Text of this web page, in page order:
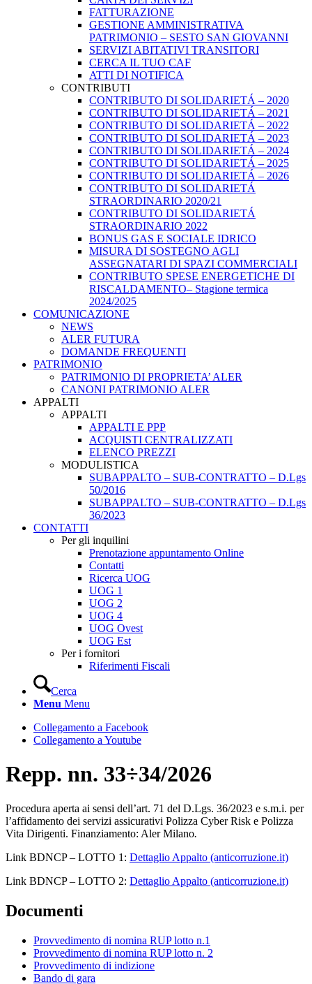
FATTURAZIONE
GESTIONE AMMINISTRATIVA
PATRIMONIO – SESTO SAN GIOVANNI
SERVIZI ABITATIVI TRANSITORI
CERCA IL TUO CAF
ATTI DI NOTIFICA
CONTRIBUTI
CONTRIBUTO DI SOLIDARIETÁ – 2020
CONTRIBUTO DI SOLIDARIETÁ – 2021
CONTRIBUTO DI SOLIDARIETÁ – 2022
CONTRIBUTO DI SOLIDARIETÁ – 2023
CONTRIBUTO DI SOLIDARIETÁ – 2024
CONTRIBUTO DI SOLIDARIETÁ – 2025
CONTRIBUTO DI SOLIDARIETÁ – 2026
CONTRIBUTO DI SOLIDARIETÁ
STRAORDINARIO 2020/21
CONTRIBUTO DI SOLIDARIETÁ
STRAORDINARIO 2022
BONUS GAS E SOCIALE IDRICO
MISURA DI SOSTEGNO AGLI
ASSEGNATARI DI SPAZI COMMERCIALI
CONTRIBUTO SPESE ENERGETICHE DI
RISCALDAMENTO– Stagione termica
2024/2025
COMUNICAZIONE
NEWS
ALER FUTURA
DOMANDE FREQUENTI
PATRIMONIO
PATRIMONIO DI PROPRIETA’ ALER
CANONI PATRIMONIO ALER
APPALTI
APPALTI
APPALTI E PPP
ACQUISTI CENTRALIZZATI
ELENCO PREZZI
MODULISTICA
SUBAPPALTO – SUB-CONTRATTO – D.Lgs
50/2016
SUBAPPALTO – SUB-CONTRATTO – D.Lgs
36/2023
CONTATTI
Per gli inquilini
Prenotazione appuntamento Online
Contatti
Ricerca UOG
UOG 1
UOG 2
UOG 4
UOG Ovest
UOG Est
Per i fornitori
Riferimenti Fiscali
Cerca
Menu Menu
Collegamento a Facebook
Collegamento a Youtube
Repp. nn. 33÷34/2026
Procedura aperta ai sensi dell’art. 71 del D.Lgs. 36/2023 e s.m.i. per
l’affidamento dei servizi assicurativi Polizza Cyber Risk e Polizza
Vita Dirigenti. Finanziamento: Aler Milano.
Link BDNCP – LOTTO 1: Dettaglio Appalto (anticorruzione.it)
Link BDNCP – LOTTO 2: Dettaglio Appalto (anticorruzione.it)
Documenti
Provvedimento di nomina RUP lotto n.1
Provvedimento di nomina RUP lotto n. 2
Provvedimento di indizione
Bando di gara